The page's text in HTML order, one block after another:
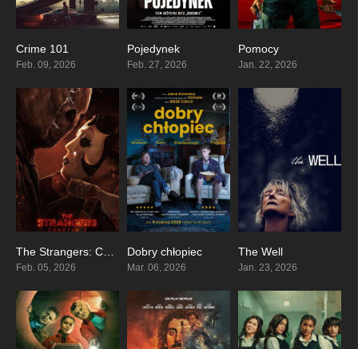
Crime 101
Feb. 09, 2026
Pojedynek
Feb. 27, 2026
Pomocy
Jan. 22, 2026
0
The Strangers: Chapter 3
Feb. 05, 2026
Dobry chłopiec
Mar. 06, 2026
The Well
Jan. 23, 2026